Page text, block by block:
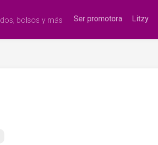
bolsos y más Ser promotora Litzy